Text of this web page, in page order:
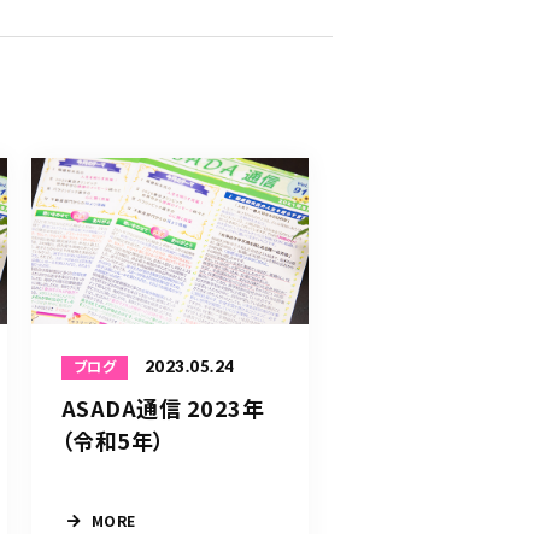
ブログ 2023.05.24
ASADA通信 2023年
（令和5年）
MORE